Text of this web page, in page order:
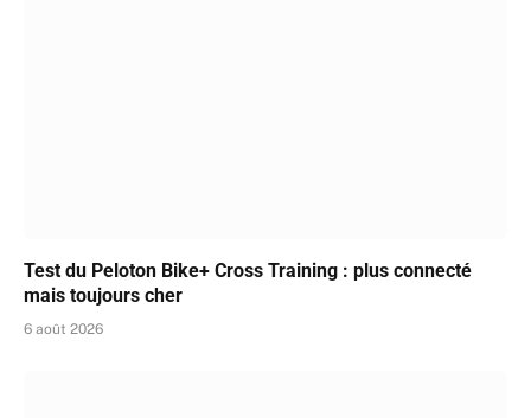
Test du Peloton Bike+ Cross Training : plus connecté
mais toujours cher
6 août 2026